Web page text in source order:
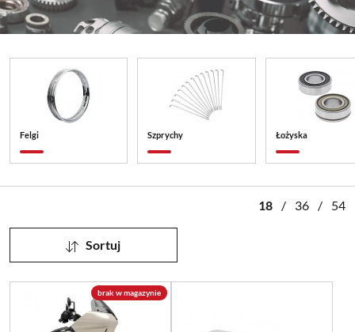
Felgi Szprychy Łożyska
18 / 36 / 54
Sortuj
brak w magazynie